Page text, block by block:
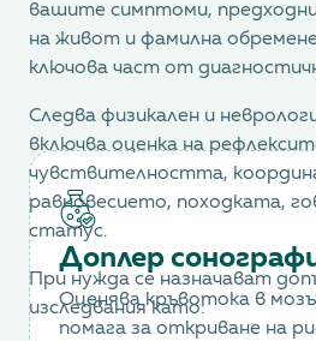
вашите симптоми, предходни
на живот и фамилна
ключова част от
Следва физикален и
включва оценка на
чувствителността,
равновесието, походката,
статус.
При нужда се назначават
изследвания като:
Доплер
Оценява кръвотока в
помага за откриване на